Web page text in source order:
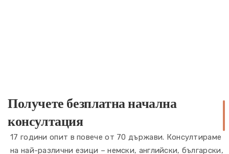
Получете безплатна начална
консултация
17 години опит в повече от 70 държави. Консултираме
на най-различни езици – немски, английски, български,